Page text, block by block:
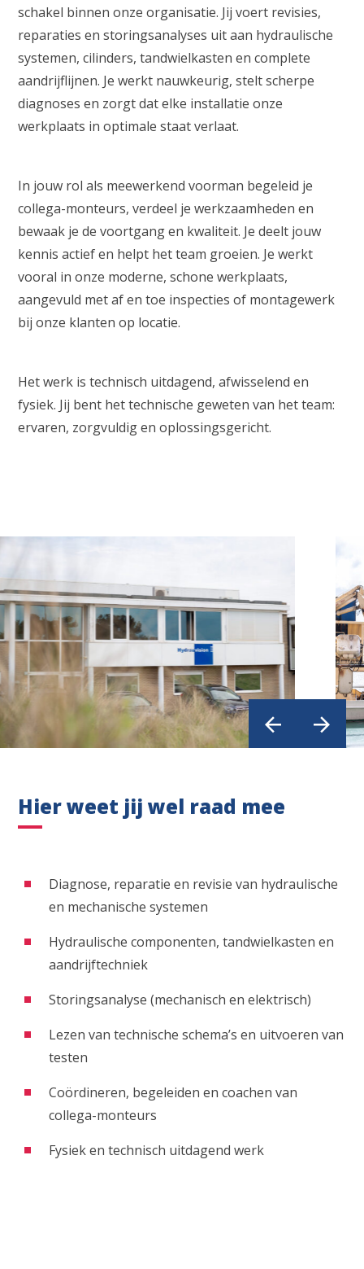
schakel binnen onze organisatie. Jij voert revisies,
reparaties en storingsanalyses uit aan hydraulische
systemen, cilinders, tandwielkasten en complete
aandrijflijnen. Je werkt nauwkeurig, stelt scherpe
diagnoses en zorgt dat elke installatie onze
werkplaats in optimale staat verlaat.
In jouw rol als meewerkend voorman begeleid je
collega-monteurs, verdeel je werkzaamheden en
bewaak je de voortgang en kwaliteit. Je deelt jouw
kennis actief en helpt het team groeien. Je werkt
vooral in onze moderne, schone werkplaats,
aangevuld met af en toe inspecties of montagewerk
bij onze klanten op locatie.
Het werk is technisch uitdagend, afwisselend en
fysiek. Jij bent het technische geweten van het team:
ervaren, zorgvuldig en oplossingsgericht.
Hier weet jij wel raad mee
Diagnose, reparatie en revisie van hydraulische
en mechanische systemen
Hydraulische componenten, tandwielkasten en
aandrijftechniek
Storingsanalyse (mechanisch en elektrisch)
Lezen van technische schema’s en uitvoeren van
testen
Coördineren, begeleiden en coachen van
collega-monteurs
Fysiek en technisch uitdagend werk